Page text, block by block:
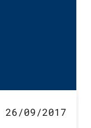
26/09/2017